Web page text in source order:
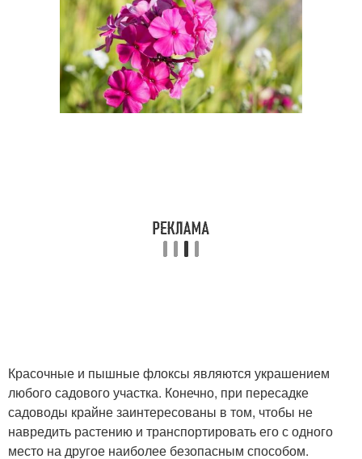
Красочные и пышные флоксы являются украшением
любого садового участка. Конечно, при пересадке
садоводы крайне заинтересованы в том, чтобы не
навредить растению и транспортировать его с одного
место на другое наиболее безопасным способом.